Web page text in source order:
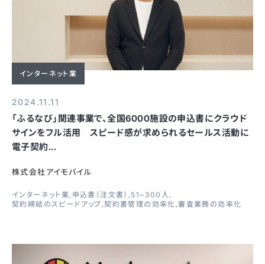
インターネット業
2024.11.11
「ふるなび」関連事業で、全国6000施設の申込書にクラウド
サインをフル活用 スピード感が求められるセールス活動に
電子契約...
株式会社アイモバイル
インターネット業 申込書（注文書） 51~300人
契約締結のスピードアップ 契約書管理の効率化 審査業務の効率化